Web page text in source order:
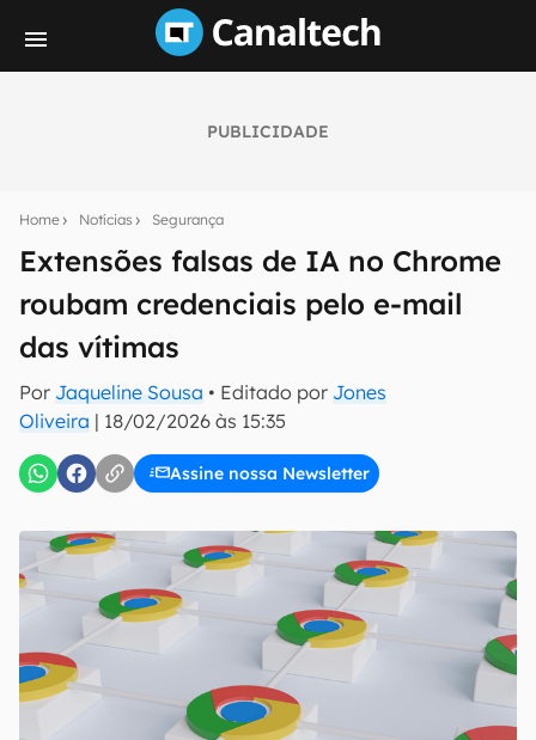
PUBLICIDADE
Home Notícias Segurança
Extensões falsas de IA no Chrome
roubam credenciais pelo e-mail
das vítimas
Por Jaqueline Sousa • Editado por Jones
Oliveira | 18/02/2026 às 15:35
Assine nossa Newsletter
notícias e reviews sobre tecnologia em primeira
mão.
E-mail
inscreva-se
Confirmo que li, aceito e concordo com os Termos de
Uso e Política de Privacidade do Canaltech.